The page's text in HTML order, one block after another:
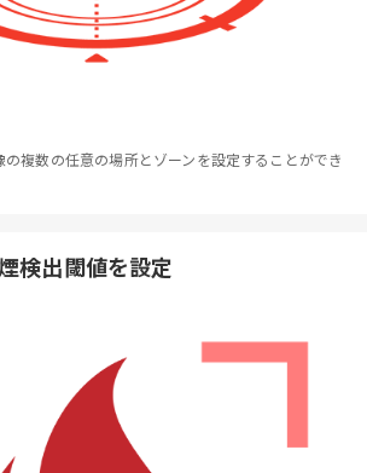
複数の任意の場所とゾーンを設定することができ
検出閾値を設定